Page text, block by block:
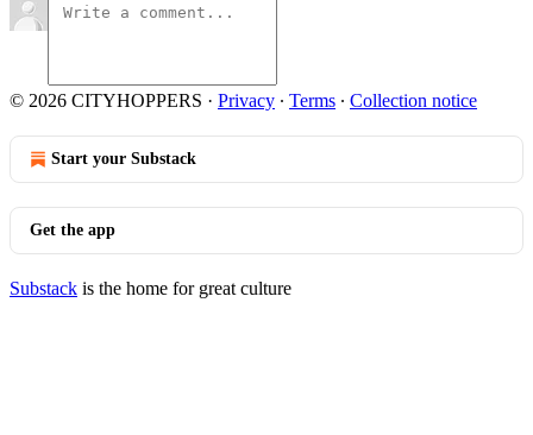
© 2026 CITYHOPPERS · Privacy ∙ Terms ∙ Collection notice
Start your Substack
Get the app
Substack is the home for great culture